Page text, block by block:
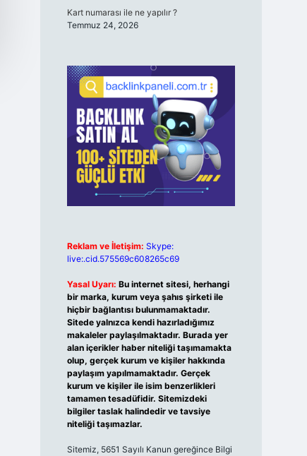
Kart numarası ile ne yapılır ?
Temmuz 24, 2026
Reklam ve İletişim: Skype:
live:.cid.575569c608265c69
Yasal Uyarı: Bu internet sitesi, herhangi
bir marka, kurum veya şahıs şirketi ile
hiçbir bağlantısı bulunmamaktadır.
Sitede yalnızca kendi hazırladığımız
makaleler paylaşılmaktadır. Burada yer
alan içerikler haber niteliği taşımamakta
olup, gerçek kurum ve kişiler hakkında
paylaşım yapılmamaktadır. Gerçek
kurum ve kişiler ile isim benzerlikleri
tamamen tesadüfidir. Sitemizdeki
bilgiler taslak halindedir ve tavsiye
niteliği taşımazlar.
Sitemiz, 5651 Sayılı Kanun gereğince Bilgi